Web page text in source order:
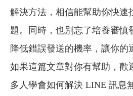
解決方法，相信能幫助你快速
題。同時，也別忘了培養審慎
降低錯誤發送的機率，讓你的
如果這篇文章對你有幫助，歡
多人學會如何解決 LINE 訊息